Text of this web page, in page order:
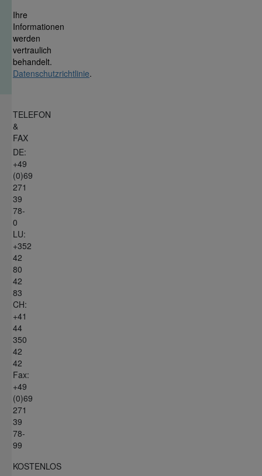
Ihre
Informationen
werden
vertraulich
behandelt.
Datenschutzrichtlinie.
TELEFON
&
FAX
DE:
+49
(0)69
271
39
78-
0
LU:
+352
42
80
42
83
CH:
+41
44
350
42
42
Fax:
+49
(0)69
271
39
78-
99
KOSTENLOS